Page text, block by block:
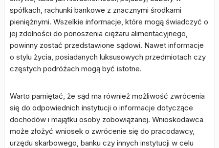
spółkach, rachunki bankowe z znacznymi środkami
pieniężnymi. Wszelkie informacje, które mogą świadczyć o
jej zdolności do ponoszenia ciężaru alimentacyjnego,
powinny zostać przedstawione sądowi. Nawet informacje
o stylu życia, posiadanych luksusowych przedmiotach czy
częstych podróżach mogą być istotne.
Warto pamiętać, że sąd ma również możliwość zwrócenia
się do odpowiednich instytucji o informacje dotyczące
dochodów i majątku osoby zobowiązanej. Wnioskodawca
może złożyć wniosek o zwrócenie się do pracodawcy,
urzędu skarbowego, banku czy innych instytucji w celu